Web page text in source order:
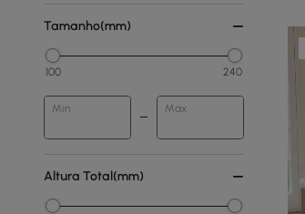
Tamanho(mm)
100 240
Min Max
Altura Total(mm)